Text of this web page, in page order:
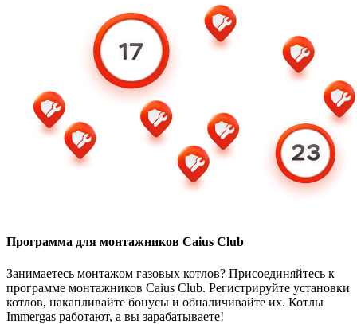
Программа для монтажников Caius Club
Занимаетесь монтажом газовых котлов? Присоединяйтесь к
программе монтажников Caius Club. Регистрируйте установки
котлов, накапливайте бонусы и обналичивайте их. Котлы
Immergas работают, а вы зарабатываете!